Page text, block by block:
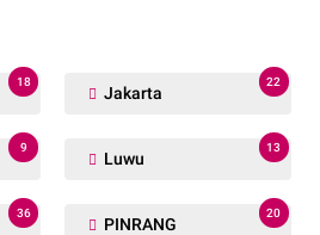
18
Jakarta
22
9
Luwu
13
36
PINRANG
20